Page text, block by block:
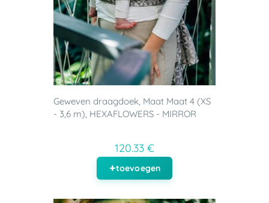
Geweven draagdoek, Maat Maat 4 (XS
- 3,6 m), HEXAFLOWERS - MIRROR
120.33 €
toevoegen